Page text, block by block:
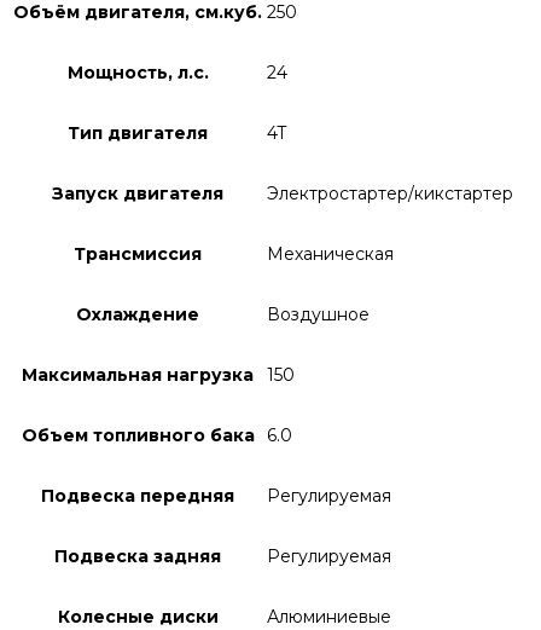
Объём двигателя, см.куб. 250
Мощность, л.с. 24
Тип двигателя 4T
Запуск двигателя Электростартер/кикстартер
Трансмиссия Механическая
Охлаждение Воздушное
Максимальная нагрузка 150
Объем топливного бака 6.0
Подвеска передняя Регулируемая
Подвеска задняя Регулируемая
Колесные диски Алюминиевые